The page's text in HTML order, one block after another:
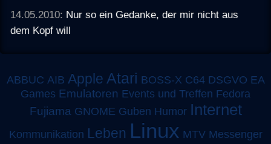
14.05.2010: Nur so ein Gedanke, der mir nicht aus
dem Kopf will
ABBUC AIB Apple Atari BOSS-X C64 DSGVO EA
Games Emulatoren Events und Treffen Fedora
Fujiama GNOME Guben Humor Internet
Kommunikation Leben Linux MTV Messenger